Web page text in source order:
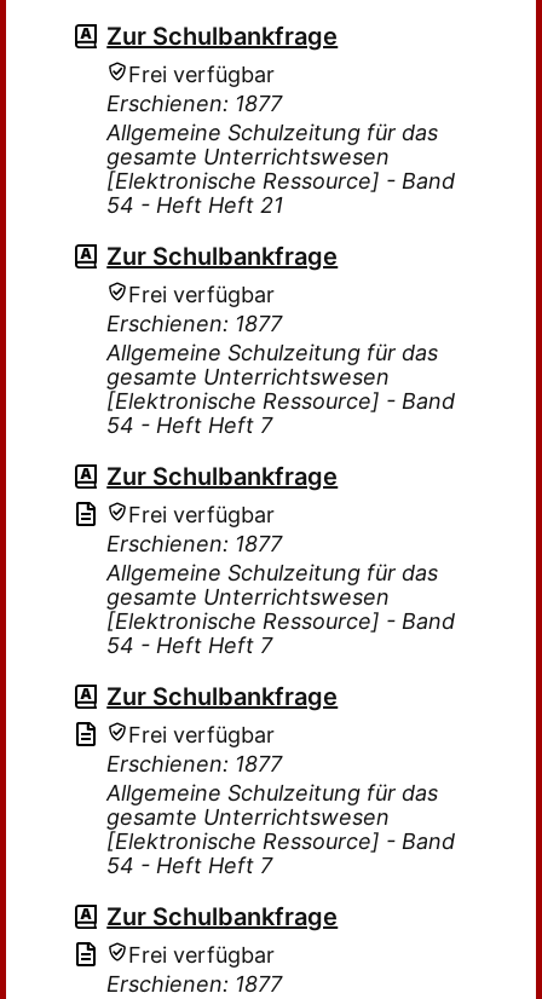
Zur Schulbankfrage
Frei verfügbar
Erschienen: 1877
Allgemeine Schulzeitung für das
gesamte Unterrichtswesen
[Elektronische Ressource] - Band
54 - Heft Heft 21
Zur Schulbankfrage
Frei verfügbar
Erschienen: 1877
Allgemeine Schulzeitung für das
gesamte Unterrichtswesen
[Elektronische Ressource] - Band
54 - Heft Heft 7
Zur Schulbankfrage
Frei verfügbar
Erschienen: 1877
Allgemeine Schulzeitung für das
gesamte Unterrichtswesen
[Elektronische Ressource] - Band
54 - Heft Heft 7
Zur Schulbankfrage
Frei verfügbar
Erschienen: 1877
Allgemeine Schulzeitung für das
gesamte Unterrichtswesen
[Elektronische Ressource] - Band
54 - Heft Heft 7
Zur Schulbankfrage
Frei verfügbar
Erschienen: 1877